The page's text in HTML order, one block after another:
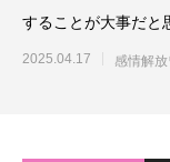
することが大事だと
す。自分は今どんな
2025.04.17 感情解放